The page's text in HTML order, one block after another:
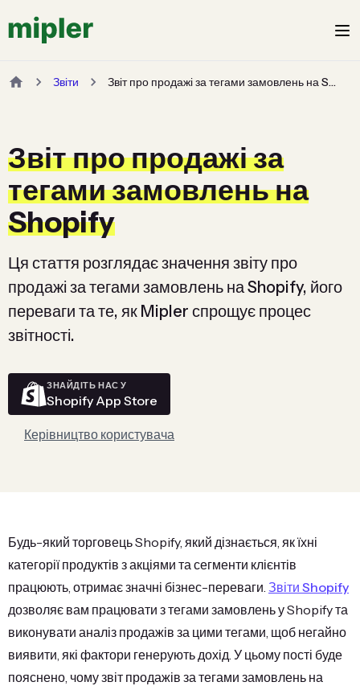
Звіти Звіт про продажі за тегами замовлень на Shopify
Звіт про продажі за
тегами замовлень на
Shopify
Ця стаття розглядає значення звіту про
продажі за тегами замовлень на Shopify, його
переваги та те, як Mipler спрощує процес
звітності.
ЗНАЙДІТЬ НАС У
Shopify App Store
Керівництво користувача
Будь-який торговець Shopify, який дізнається, як їхні
категорії продуктів з акціями та сегменти клієнтів
працюють, отримає значні бізнес-переваги. Звіти Shopify
дозволяє вам працювати з тегами замовлень у Shopify та
виконувати аналіз продажів за цими тегами, щоб негайно
виявити, які фактори генерують дохід. У цьому пості буде
пояснено, чому звіт продажів за тегами замовлень на